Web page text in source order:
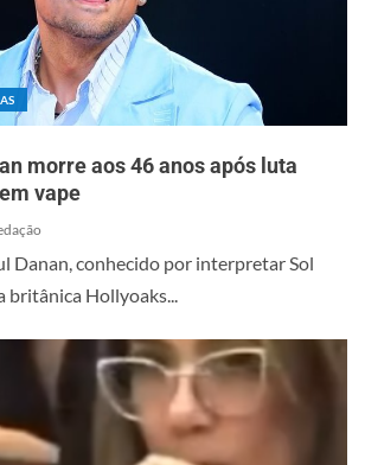
morre aos 46 anos após luta
vape
Danan, conhecido por interpretar Sol
britânica Hollyoaks...